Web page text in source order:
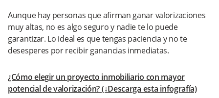
Aunque hay personas que afirman ganar valorizaciones
muy altas, no es algo seguro y nadie te lo puede
garantizar. Lo ideal es que tengas paciencia y no te
desesperes por recibir ganancias inmediatas.
¿Cómo elegir un proyecto inmobiliario con mayor
potencial de valorización? (↓Descarga esta infografía)